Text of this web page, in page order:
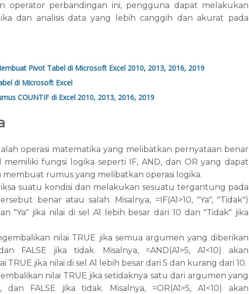
operator perbandingan ini, pengguna dapat melakukan
dan analisis data yang lebih canggih dan akurat pada
Pivot Tabel di Microsoft Excel 2010, 2013, 2016, 2019
di Microsoft Excel
COUNTIF di Excel 2010, 2013, 2016, 2019
operasi matematika yang melibatkan pernyataan benar
memiliki fungsi logika seperti IF, AND, dan OR yang dapat
rumus yang melibatkan operasi logika.
suatu kondisi dan melakukan sesuatu tergantung pada
benar atau salah. Misalnya, =IF(A1>10, "Ya", "Tidak")
"Ya" jika nilai di sel A1 lebih besar dari 10 dan "Tidak" jika
nilai TRUE jika semua argumen yang diberikan
FALSE jika tidak. Misalnya, =AND(A1>5, A1<10) akan
TRUE jika nilai di sel A1 lebih besar dari 5 dan kurang dari 10.
nilai TRUE jika setidaknya satu dari argumen yang
FALSE jika tidak. Misalnya, =OR(A1>5, A1<10) akan